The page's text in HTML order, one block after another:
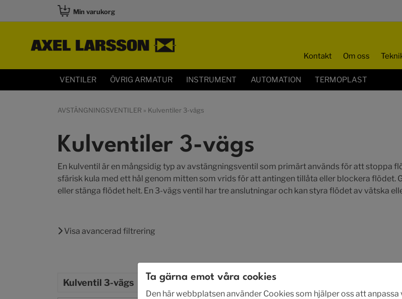
Min varukorg
Kontakt Om oss
VENTILER ÖVRIG ARMATUR INSTRUMENT AUTOMATION TERMOPLAST
AVSTÄNGNINGSVENTILER » Kulventiler 3-vägs
Kulventiler 3-vägs
En kulventil är en mångsidig typ av avstängningsventil som primärt används för att stoppa
sfärisk kula med ett hål genom mitten som vrids för att antingen tillåta eller blockera flödet.
eller stänga flödet helt. En 3-vägs ventil har tre anslutningar och kan styra flödet av vätska
Visa avancerad filtrering
Kulventil 3-vägs
Ta gärna emot våra cookies
Den här webbplatsen använder Cookies som hjälper oss att